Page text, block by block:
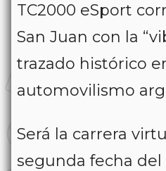
TC2000 eSport
San Juan con la
trazado histórico
automovilismo
Será la carrera
segunda fecha del